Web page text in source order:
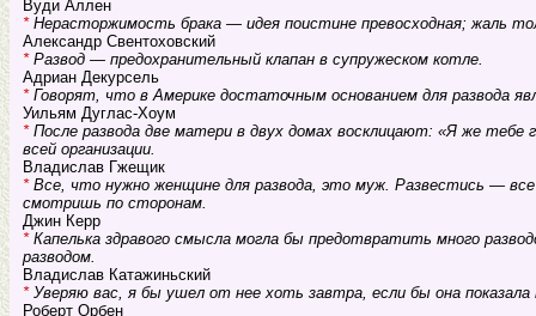
Вуди Аллен
*Нерасторжимость брака — идея поистине превосходная; жаль
Александр Свентоховский
*Развод — предохранительный клапан в супружеском котле.
Адриан Декурсель
*Говорят, что в Америке достаточным основанием для развода
Уильям Дуглас-Хоум
*После развода две матери в двух домах восклицают: «Я же
всей организации.
Владислав Гжещик
*Все, что нужно женщине для развода, это муж. Развестись —
смотришь по сторонам.
Джин Керр
*Капелька здравого смысла могла бы предотвратить много
разводом.
Владислав Катажиньский
*Уверяю вас, я бы ушел от нее хоть завтра, если бы она показала
Роберт Орбен